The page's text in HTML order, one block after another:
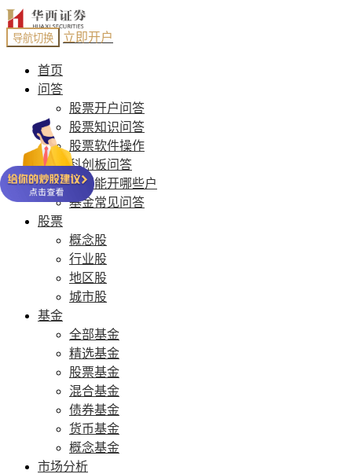
导航切换 立即开户
首页
问答
股票开户问答
股票知识问答
股票软件操作
科创板问答
股票能开哪些户
基金常见问答
股票
概念股
行业股
地区股
城市股
基金
全部基金
精选基金
股票基金
混合基金
债券基金
货币基金
概念基金
市场分析